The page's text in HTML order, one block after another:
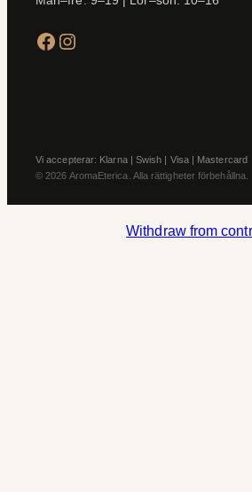
Facebook Instagram
Vi accepterar: Klarna | Swish | Visa | Mastercard
© 2026 AromaEterica. Alla rättigheter förbehållna.
Withdraw from